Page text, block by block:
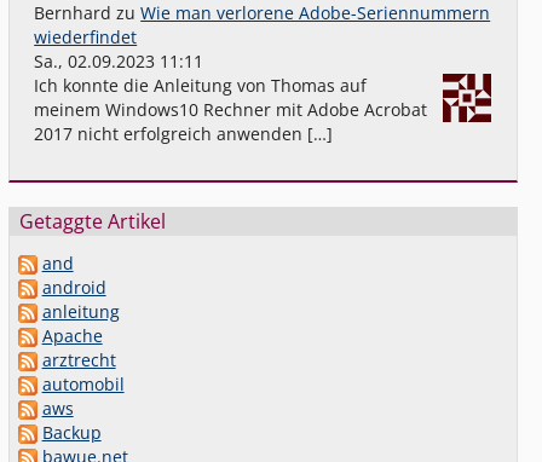
Bernhard zuWie man verlorene Adobe-Seriennummern
wiederfindet
Sa., 02.09.2023 11:11
Ich konnte die Anleitung von Thomas auf
meinem Windows10 Rechner mit Adobe Acrobat
2017 nicht erfolgreich anwenden […]
Getaggte Artikel
and
android
anleitung
Apache
arztrecht
automobil
aws
Backup
bawue.net